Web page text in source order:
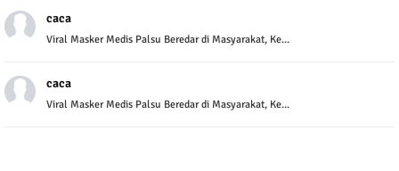
caca
Viral Masker Medis Palsu Beredar di Masyarakat, Ke...
caca
Viral Masker Medis Palsu Beredar di Masyarakat, Ke...